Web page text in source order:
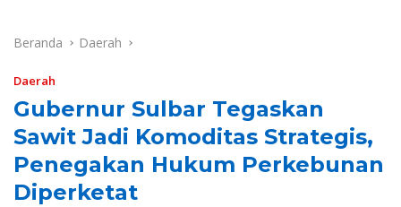
Beranda Daerah
Daerah
Gubernur Sulbar Tegaskan
Sawit Jadi Komoditas Strategis,
Penegakan Hukum Perkebunan
Diperketat